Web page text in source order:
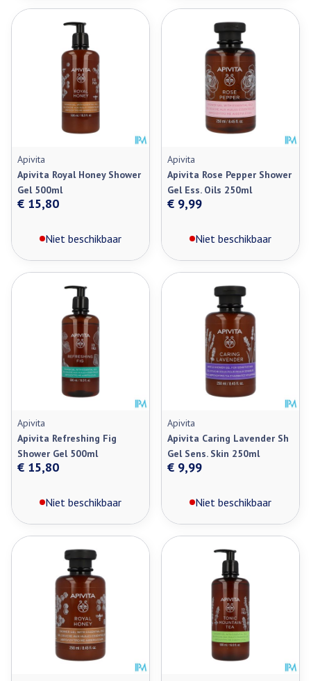
Apivita
Apivita Royal Honey Shower
Gel 500ml
€ 15,80
Niet beschikbaar
Apivita
Apivita Rose Pepper Shower
Gel Ess. Oils 250ml
€ 9,99
Niet beschikbaar
Apivita
Apivita Refreshing Fig
Shower Gel 500ml
€ 15,80
Niet beschikbaar
Apivita
Apivita Caring Lavender Sh
Gel Sens. Skin 250ml
€ 9,99
Niet beschikbaar